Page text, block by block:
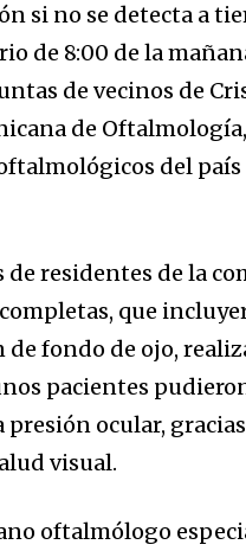
si no se detecta a
de 8:00 de la
de vecinos de
de
del
de residentes de la
que
fondo de ojo,
pacientes
ocular,
visual.
oftalmólogo